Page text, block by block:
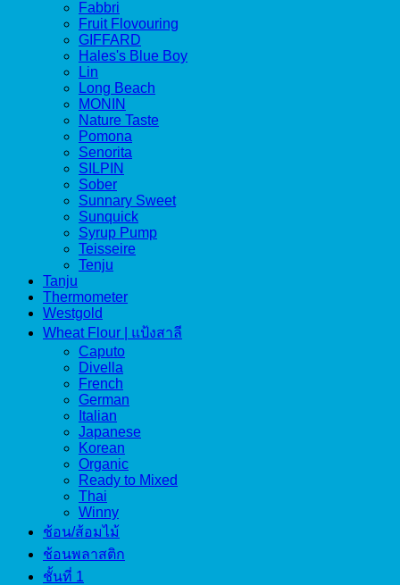
Fabbri
Fruit Flovouring
GIFFARD
Hales's Blue Boy
Lin
Long Beach
MONIN
Nature Taste
Pomona
Senorita
SILPIN
Sober
Sunnary Sweet
Sunquick
Syrup Pump
Teisseire
Tenju
Tanju
Thermometer
Westgold
Wheat Flour | แป้งสาลี
Caputo
Divella
French
German
Italian
Japanese
Korean
Organic
Ready to Mixed
Thai
Winny
ช้อน/ส้อมไม้
ช้อนพลาสติก
ชั้นที่ 1